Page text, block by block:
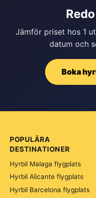
Jämför priset hos 1
datum och
Boka
POPULÄRA
DESTINATIONER
Hyrbil Malaga flygplats
Hyrbil Alicante flygplats
Hyrbil Barcelona flygplats